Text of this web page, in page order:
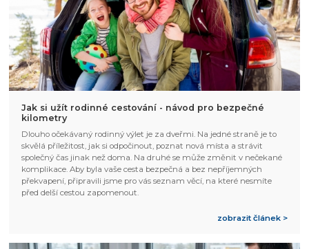
Jak si užít rodinné cestování - návod pro bezpečné
kilometry
Dlouho očekávaný rodinný výlet je za dveřmi. Na jedné straně je to
skvělá příležitost, jak si odpočinout, poznat nová místa a strávit
společný čas jinak než doma. Na druhé se může změnit v nečekané
komplikace. Aby byla vaše cesta bezpečná a bez nepříjemných
překvapení, připravili jsme pro vás seznam věcí, na které nesmíte
před delší cestou zapomenout.
zobrazit článek >